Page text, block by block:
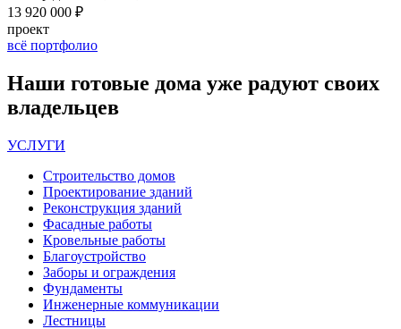
13 920 000 ₽
проект
всё портфолио
Наши готовые дома уже радуют своих
владельцев
УСЛУГИ
Строительство домов
Проектирование зданий
Реконструкция зданий
Фасадные работы
Кровельные работы
Благоустройство
Заборы и ограждения
Фундаменты
Инженерные коммуникации
Лестницы